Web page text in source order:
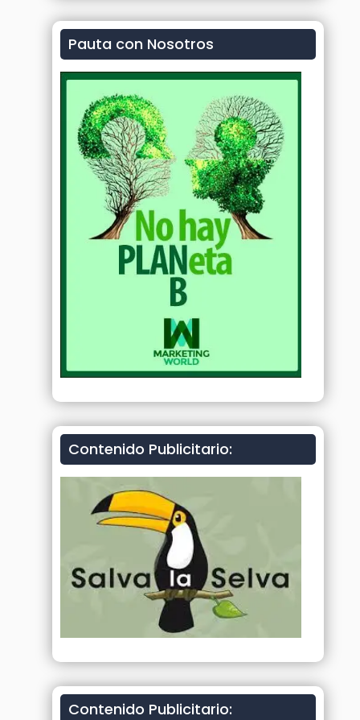
Pauta con Nosotros
Contenido Publicitario:
Contenido Publicitario: